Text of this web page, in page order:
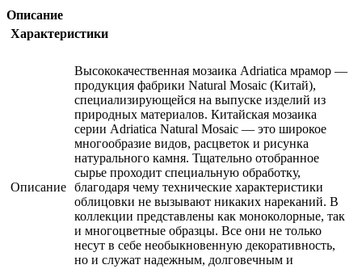
Описание
Характеристики
Описание
Высококачественная мозаика Adriatica мрамор —
продукция фабрики Natural Mosaic (Китай),
специализирующейся на выпуске изделий из
природных материалов. Китайская мозаика
серии Adriatica Natural Mosaic — это широкое
многообразие видов, расцветок и рисунка
натурального камня. Тщательно отобранное
сырье проходит специальную обработку,
благодаря чему технические характеристики
облицовки не вызывают никаких нареканий. В
коллекции представлены как моноколорные, так
и многоцветные образцы. Все они не только
несут в себе необыкновенную декоративность,
но и служат надежным, долговечным и